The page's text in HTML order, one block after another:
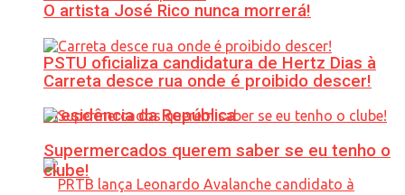
PSTU oficializa candidatura de Hertz Dias à
Presidência da República
O artista José Rico nunca morrerá!
Carreta desce rua onde é proibido descer!
Supermercados querem saber se eu tenho o
clube!